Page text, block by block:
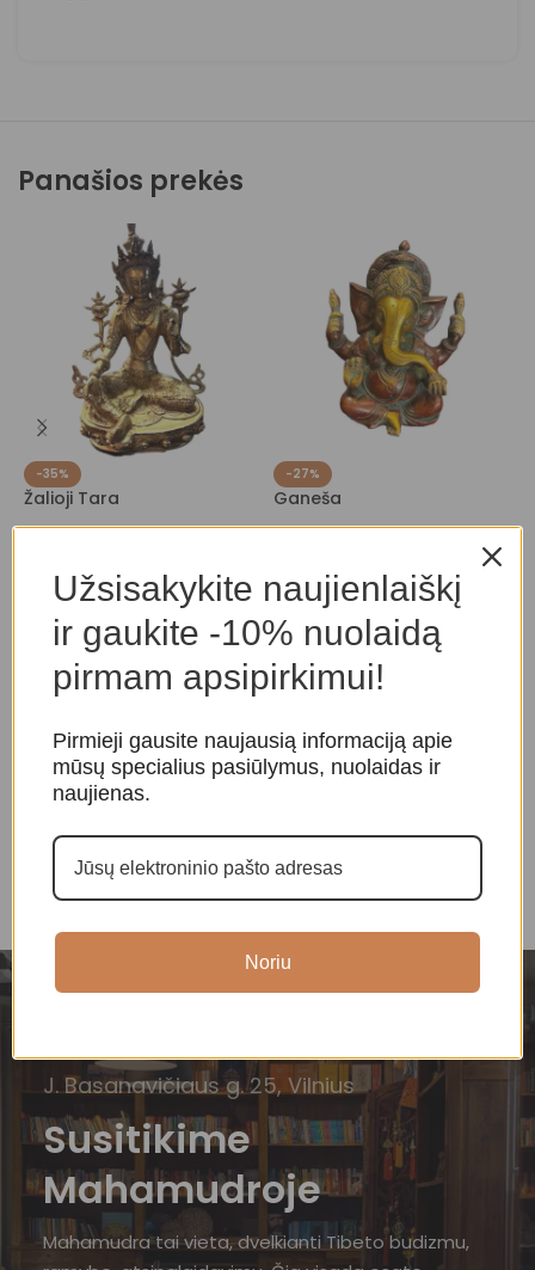
Panašios prekės
-35%
Žalioji Tara
400,00€260,00€
-27%
Ganeša
Indiškos dievybės
110,00 € 80,00 €
J. Basanavičiaus g. 25, Vilnius
Susitikime
Mahamudroje
Mahamudra tai vieta, dvelkianti Tibeto budizmu,
Užsisakykite naujienlaiškį
ir gaukite -10% nuolaidą
pirmam apsipirkimui!
Pirmieji gausite naujausią informaciją apie
mūsų specialius pasiūlymus, nuolaidas ir
naujienas.
Noriu